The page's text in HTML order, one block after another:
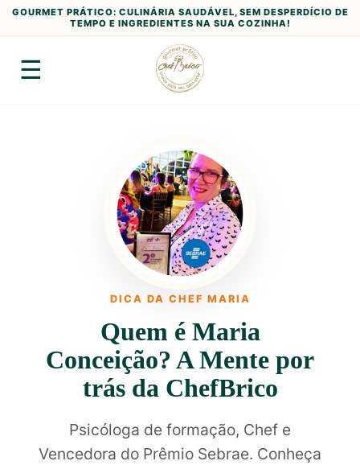
GOURMET PRÁTICO: CULINÁRIA SAUDÁVEL, SEM DESPERDÍCIO DE
TEMPO E INGREDIENTES NA SUA COZINHA!
☰
DICA DA CHEF MARIA
Quem é Maria
Conceição? A Mente por
trás da ChefBrico
Psicóloga de formação, Chef e
Vencedora do Prêmio Sebrae. Conheça